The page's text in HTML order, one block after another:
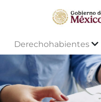
Derechohabientes